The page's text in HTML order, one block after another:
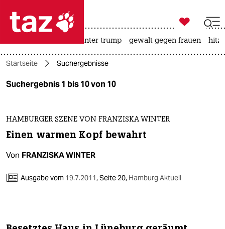
 taz zahl ich
taz zahl ich
themen
politik
öko
gesellschaft
kultur

taz zahl ich
usa unter trump gewalt gegen frauen hitze
Startseite Suchergebnisse
Suchergebnis 1 bis 10 von 10
HAMBURGER SZENE VON FRANZISKA WINTER
Einen warmen Kopf bewahrt
Von FRANZISKA WINTER
Ausgabe vom 19.7.2011,Seite 20, Hamburg Aktuell